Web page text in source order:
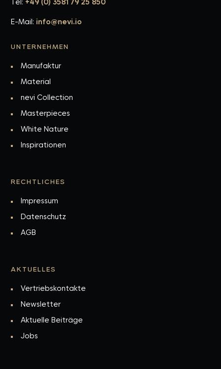
Tel: +49 (0) 3581 79 25 850
E-Mail: info@nevi.io
UNTERNEHMEN
Manufaktur
Material
nevi Collection
Masterpieces
White Nature
Inspirationen
RECHTLICHES
Impressum
Datenschutz
AGB
AKTUELLES
Vertriebskontakte
Newsletter
Aktuelle Beiträge
Jobs